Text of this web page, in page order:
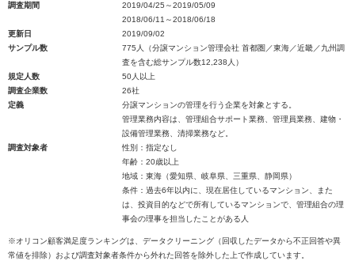
調査期間
2019/04/25～2019/05/09
2018/06/11～2018/06/18
更新日
2019/09/02
サンプル数
775人（分譲マンション管理会社 首都圏／東海／近畿／九州調
査を含む総サンプル数12,238人）
規定人数
50人以上
調査企業数
26社
定義
分譲マンションの管理を行う企業を対象とする。
管理業務内容は、管理組合サポート業務、管理員業務、建物・
設備管理業務、清掃業務など。
調査対象者
性別：指定なし
年齢：20歳以上
地域：東海（愛知県、岐阜県、三重県、静岡県）
条件：過去6年以内に、現在居住しているマンション、また
は、投資目的などで所有しているマンションで、管理組合の理
事会の理事を担当したことがある人
※オリコン顧客満足度ランキングは、データクリーニング（回収したデータから不正回答や異
常値を排除）および調査対象者条件から外れた回答を除外した上で作成しています。